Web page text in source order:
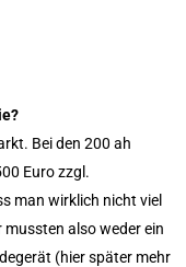
Bei den 200 ah
Euro zzgl.
man wirklich nicht viel
also weder ein
(hier später mehr